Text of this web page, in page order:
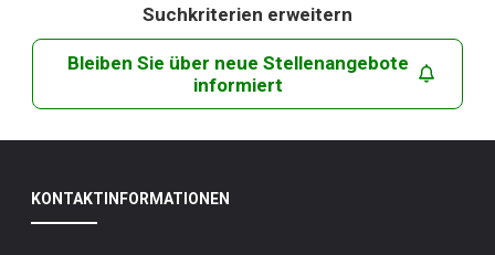
Suchkriterien erweitern
Bleiben Sie über neue Stellenangebote
informiert
KONTAKTINFORMATIONEN